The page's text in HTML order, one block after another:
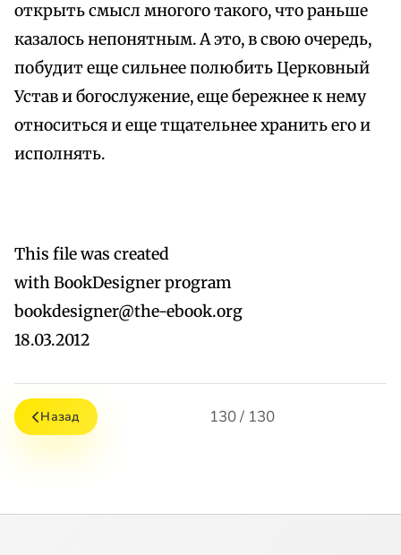
открыть смысл многого такого, что раньше
казалось непонятным. А это, в свою очередь,
побудит еще сильнее полюбить Церковный
Устав и богослужение, еще бережнее к нему
относиться и еще тщательнее хранить его и
исполнять.
This file was created
with BookDesigner program
bookdesigner@the-ebook.org
18.03.2012
Назад 130 / 130